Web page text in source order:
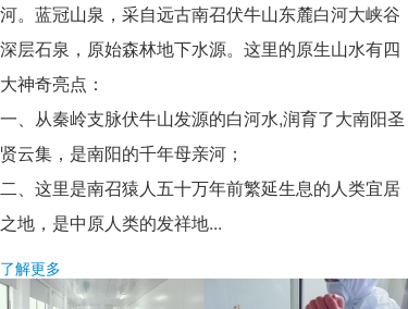
河。蓝冠山泉，采自远古南召伏牛山东麓白河大峡谷
深层石泉，原始森林地下水源。这里的原生山水有四
大神奇亮点：
一、从秦岭支脉伏牛山发源的白河水,润育了大南阳圣
贤云集，是南阳的千年母亲河；
二、这里是南召猿人五十万年前繁延生息的人类宜居
之地，是中原人类的发祥地...
了解更多